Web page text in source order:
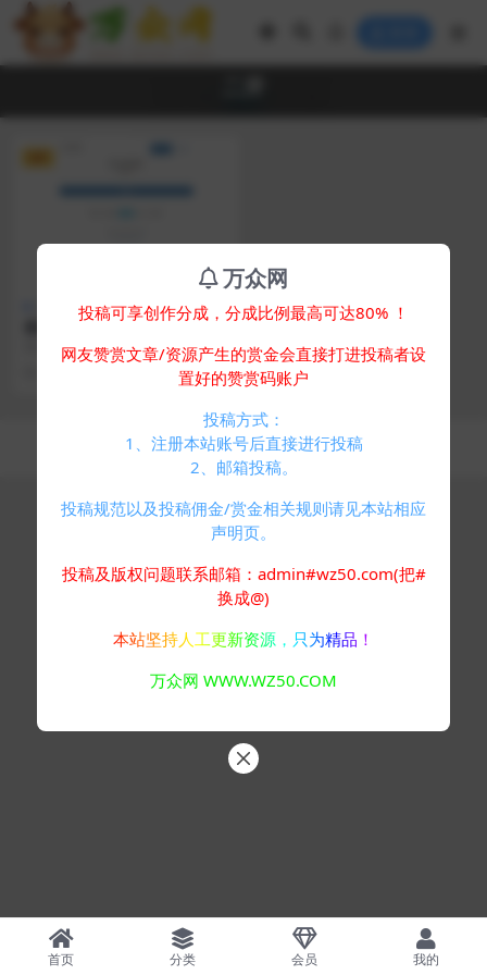
其他源码
最新浪子授权系统网站源码 全
开源免授权版本
简介： 最新浪子授权系统网站源
码 全开源免授权版本 此版本没有任
10
Copyright © 2024万众网- All rights reserved
浙ICP备05025058号-4
首页 分类 会员 我的
万众网
投稿可享创作分成，分成比例最高可达80% ！
网友赞赏文章/资源产生的赏金会直接打进投稿者设
置好的赞赏码账户
投稿方式：
1、注册本站账号后直接进行投稿
2、邮箱投稿。
投稿规范以及投稿佣金/赏金相关规则请见本站相应
声明页。
投稿及版权问题联系邮箱：admin#wz50.com(把#
换成@)
本站坚持人工更新资源，只为精品！
万众网 WWW.WZ50.COM